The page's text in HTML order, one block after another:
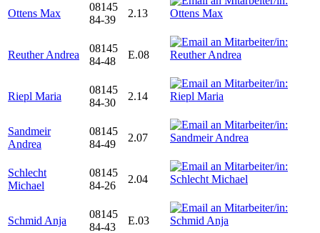
Ottens Max
08145
84-39
2.13
Reuther Andrea
08145
84-48
E.08
Riepl Maria
08145
84-30
2.14
Sandmeir
Andrea
08145
84-49
2.07
Schlecht
Michael
08145
84-26
2.04
Schmid Anja
08145
84-43
E.03